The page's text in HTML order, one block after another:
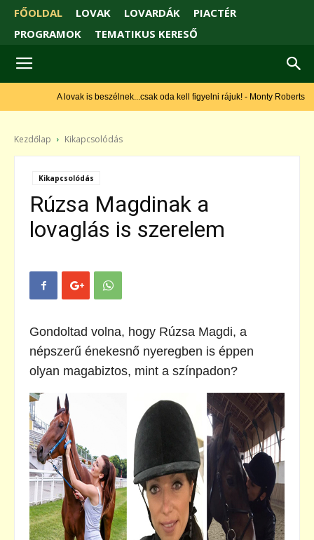
FŐOLDAL LOVAK LOVARDÁK
PIACTÉR
PROGRAMOK
TEMATIKUS KERESŐ
A lovak is beszélnek...csak oda kell figyelni rájuk! - Monty Roberts
Kezdőlap Kikapcsolódás
Kikapcsolódás
Rúzsa Magdinak a
lovaglás is szerelem
Gondoltad volna, hogy Rúzsa Magdi, a
népszerű énekesnő nyeregben is éppen
olyan magabiztos, mint a színpadon?